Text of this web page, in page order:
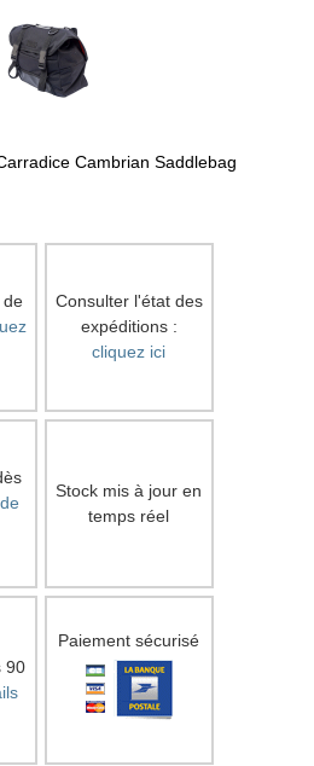
Cambrian Saddlebag
de
Consulter l'état des
expéditions :
cliquez ici
Stock mis à jour en
temps réel
90
Paiement sécurisé